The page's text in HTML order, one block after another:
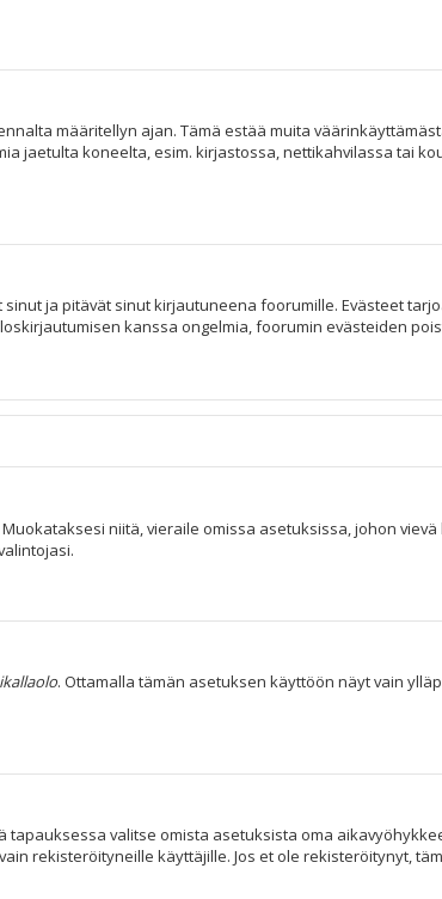
määritellyn ajan. Tämä estää muita
jaetulta koneelta, esim. kirjastossa, nettikahvilassa tai
ja pitävät sinut kirjautuneena foorumille. Evästeet
kanssa ongelmia, foorumin evästeiden
niitä, vieraile omissa asetuksissa, johon
. Ottamalla tämän asetuksen käyttöön näyt vain
valitse omista asetuksista oma
rekisteröityneille käyttäjille. Jos et ole rekisteröitynyt,